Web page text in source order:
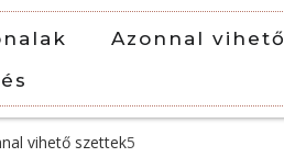
Azonnal vihető
vihető szettek5